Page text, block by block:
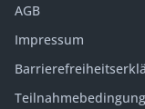
AGB
Impressum